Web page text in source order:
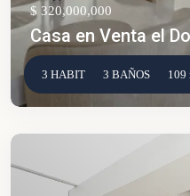
$ 320,000,000
Casa en Venta el
3 HABIT 3 BAÑOS 109